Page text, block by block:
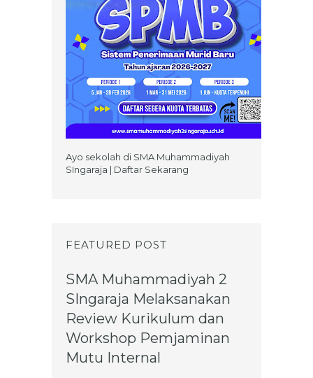
Ayo sekolah di SMA Muhammadiyah
SIngaraja | Daftar Sekarang
FEATURED POST
SMA Muhammadiyah 2
SIngaraja Melaksanakan
Review Kurikulum dan
Workshop Pemjaminan
Mutu Internal